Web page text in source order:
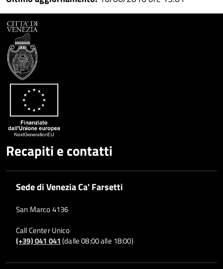
Recapiti e contatti
Sede di Venezia Ca' Farsetti
San Marco 4136
Call Center Unico
(+39) 041 041(dalle 08:00 alle 18:00)